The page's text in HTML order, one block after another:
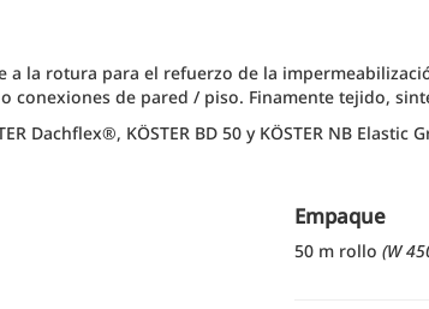
a la rotura para el refuerzo de la
conexiones de pared / piso. Finamente tejido,
Dachflex®, KÖSTER BD 50 y KÖSTER NB Elastic
Empaque
50 m rollo (W